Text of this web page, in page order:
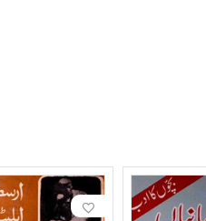
हस्तियों में से हैं जिन्होंने शोध,
परीक्षा के माध्यम से आयकर विभाग
कृति "तारीख़-ए-अदब-ए-उर्दू"
किया गया है। इसके अतिरिक्त